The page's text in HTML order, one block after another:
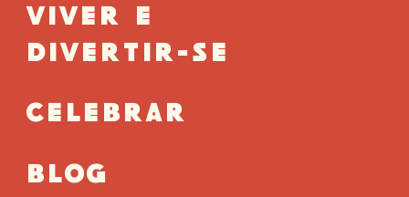
VIVER E
DIVERTIR-SE
CELEBRAR
BLOG